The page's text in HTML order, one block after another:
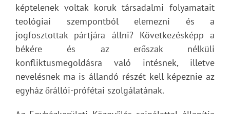
képtelenek voltak koruk társadalmi folyamatait
teológiai szempontból elemezni és a
jogfosztottak pártjára állni? Következésképp a
békére és az erőszak nélküli
konfliktusmegoldásra való intésnek, illetve
nevelésnek ma is állandó részét kell képeznie az
egyház őrállói-prófétai szolgálatának.